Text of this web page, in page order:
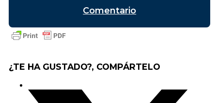
Comentario
¿TE HA GUSTADO?, COMPÁRTELO